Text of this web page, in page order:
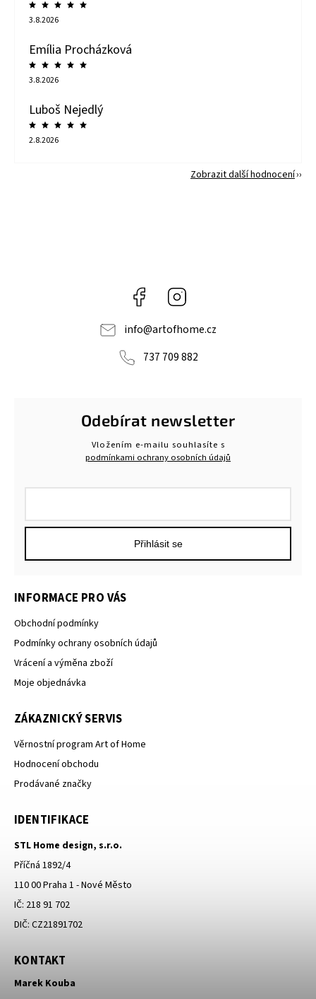
3.8.2026
Emília Procházková
3.8.2026
Luboš Nejedlý
2.8.2026
Zobrazit další hodnocení
Facebook
info@artofhome.cz
737 709 882
Odebírat newsletter
Vložením e-mailu souhlasíte s
podmínkami ochrany osobních údajů
Přihlásit se
INFORMACE PRO VÁS
Obchodní podmínky
Podmínky ochrany osobních údajů
Vrácení a výměna zboží
Moje objednávka
ZÁKAZNICKÝ SERVIS
Věrnostní program Art of Home
Hodnocení obchodu
Prodávané značky
IDENTIFIKACE
STL Home design, s.r.o.
Příčná 1892/4
110 00 Praha 1 - Nové Město
IČ: 218 91 702
DIČ: CZ21891702
KONTAKT
Marek Kouba